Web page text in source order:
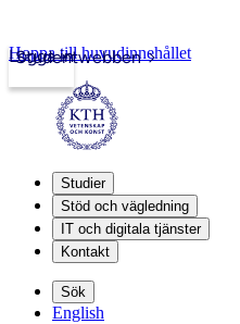
Studentwebben
Logga in
Hoppa till huvudinnehållet
Studier
Stöd och vägledning
IT och digitala tjänster
Kontakt
Sök
English